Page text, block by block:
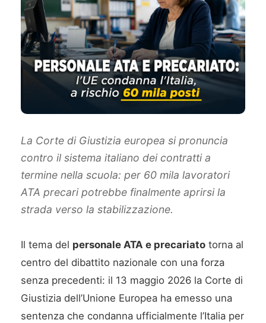
La Corte di Giustizia europea si pronuncia
contro il sistema italiano dei contratti a
termine nella scuola: per 60 mila lavoratori
ATA precari potrebbe finalmente aprirsi la
strada verso la stabilizzazione.
Il tema del personale ATA e precariato torna al
centro del dibattito nazionale con una forza
senza precedenti: il 13 maggio 2026 la Corte di
Giustizia dell’Unione Europea ha emesso una
sentenza che condanna ufficialmente l’Italia per